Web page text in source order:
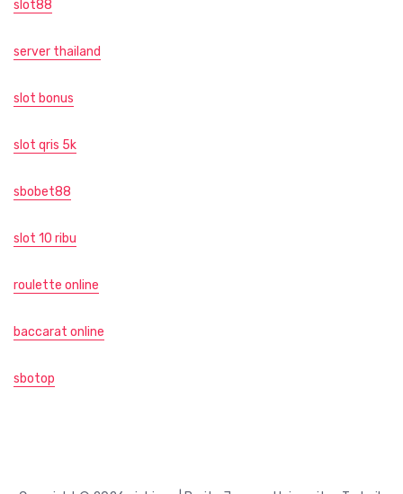
slot88
server thailand
slot bonus
slot qris 5k
sbobet88
slot 10 ribu
roulette online
baccarat online
sbotop